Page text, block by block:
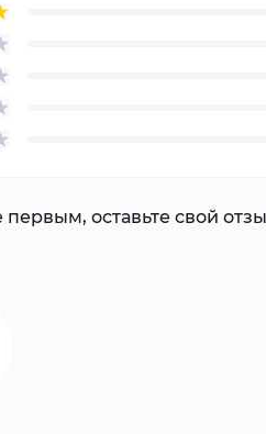
оставьте свой